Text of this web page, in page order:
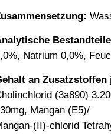
Natrium 0,0%,
an Zusatzstoffen
(3a890)
Mangan (E5)/
(II)-chlorid